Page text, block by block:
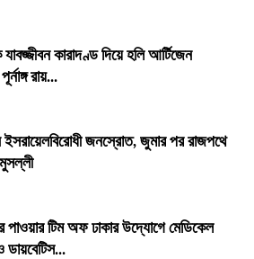
কারাদণ্ড দিয়ে হলি আর্টিজেন
রায়...
ইসরায়েলবিরোধী জনস্রোত, জুমার পর রাজপথে
পাওয়ার টিম অফ ঢাকার উদ্যোগে মেডিকেল
ডায়বেটিস...